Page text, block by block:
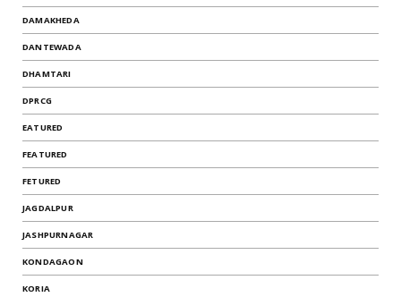
DAMAKHEDA
DANTEWADA
DHAMTARI
DPRCG
EATURED
FEATURED
FETURED
JAGDALPUR
JASHPURNAGAR
KONDAGAON
KORIA